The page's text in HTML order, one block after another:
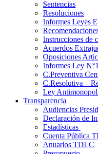
Sentencias
Resoluciones
Informes Leyes
Instrucciones de
Acuerdos
Oposiciones
Informes Ley
C.Preventiva
C.Resolutiva –
Ley
Transparencia
Audiencias
Declaración de
Estadísticas
Cuenta Pública
Anuarios TDLC